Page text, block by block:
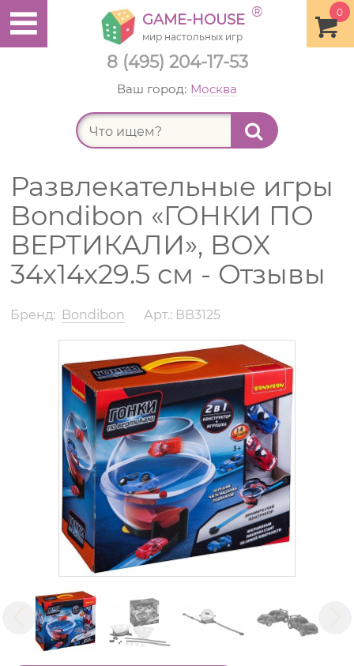
8 (495) 204-17-53
0
GAME-HOUSE ®
мир настольных игр
Ваш город: Москва
Развлекательные игры
Bondibon «ГОНКИ ПО
ВЕРТИКАЛИ», BOX
34x14x29.5 см - Отзывы
Бренд: Bondibon Арт.: ВВ3125